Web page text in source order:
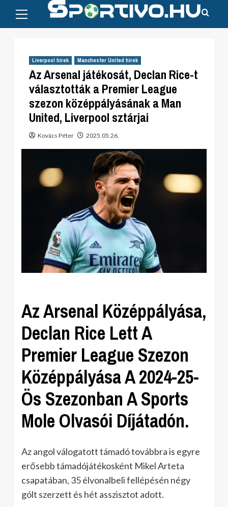
content
Menu
Liverpool hírek Manchester United hírek
Az Arsenal játékosát, Declan Rice-t
választották a Premier League
szezon középpályásának a Man
United, Liverpool sztárjai
Kovács Péter 2025.05.26.
Az Arsenal Középpályása,
Declan Rice Lett A
Premier League Szezon
Középpályása A 2024-25-
Ös Szezonban A Sports
Mole Olvasói Díjátadón.
Az angol válogatott támadó továbbra is egyre
erősebb támadójátékosként Mikel Arteta
csapatában, 35 élvonalbeli fellépésén négy
gólt szerzett és hét asszisztot adott.